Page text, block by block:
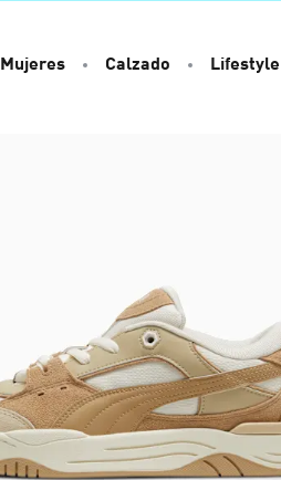
Mujeres Calzado Lifestyle